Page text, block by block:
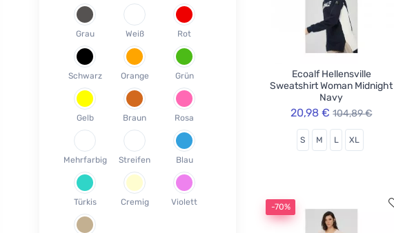
Officina Naturae 6
OnlyBio 1
Endles by Econea 3
Pinke Welle 3
1
Jack n Jill 35
5
1
Circular Cup 1
Neobotanics 17
40 58
41
42 35
43 26
44
18
46
XS 3
S
M 40
L
Grau Weiß Rot
Schwarz Orange Grün
Gelb Braun Rosa
Mehrfarbig Streifen Blau
Türkis Cremig Violett
Ecoalf Hellensville
Sweatshirt Woman Midnight
Navy
20,98 € 104,89 €
S M L XL
-70%